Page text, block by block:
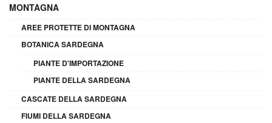
MONTAGNA
AREE PROTETTE DI MONTAGNA
BOTANICA SARDEGNA
PIANTE D'IMPORTAZIONE
PIANTE DELLA SARDEGNA
CASCATE DELLA SARDEGNA
FIUMI DELLA SARDEGNA